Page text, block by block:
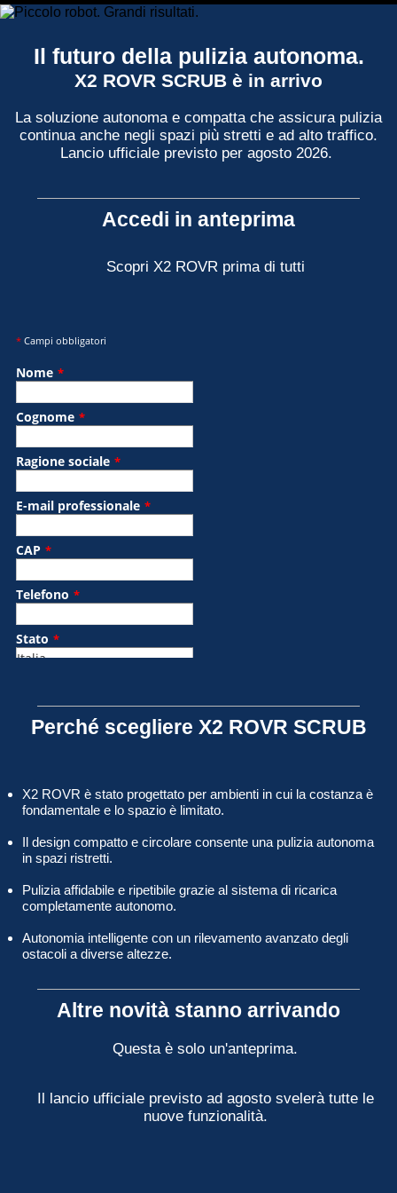
Il futuro della pulizia autonoma.
X2 ROVR SCRUB è in arrivo
La soluzione autonoma e compatta che assicura pulizia
continua anche negli spazi più stretti e ad alto traffico.
Lancio ufficiale previsto per agosto 2026.
Accedi in anteprima
Scopri X2 ROVR prima di tutti
Perché scegliere X2 ROVR SCRUB
X2 ROVR è stato progettato per ambienti in cui la costanza è
fondamentale e lo spazio è limitato.
Il design compatto e circolare consente una pulizia autonoma
in spazi ristretti.
Pulizia affidabile e ripetibile grazie al sistema di ricarica
completamente autonomo.
Autonomia intelligente con un rilevamento avanzato degli
ostacoli a diverse altezze.
Altre novità stanno arrivando
Questa è solo un'anteprima.
Il lancio ufficiale previsto ad agosto svelerà tutte le
nuove funzionalità.